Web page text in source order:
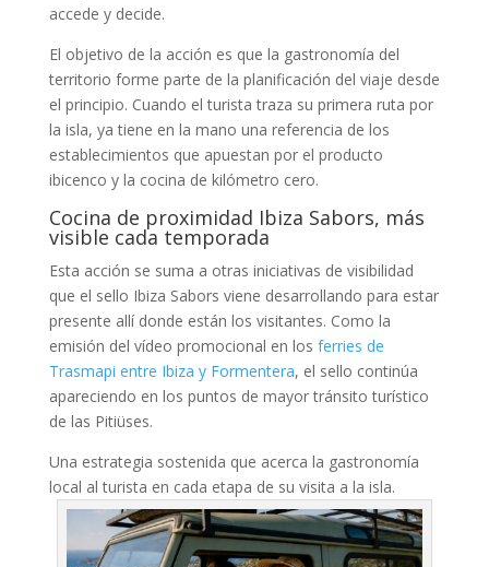
accede y decide.
El objetivo de la acción es que la gastronomía del
territorio forme parte de la planificación del viaje desde
el principio. Cuando el turista traza su primera ruta por
la isla, ya tiene en la mano una referencia de los
establecimientos que apuestan por el producto
ibicenco y la cocina de kilómetro cero.
Cocina de proximidad Ibiza Sabors, más
visible cada temporada
Esta acción se suma a otras iniciativas de visibilidad
que el sello Ibiza Sabors viene desarrollando para estar
presente allí donde están los visitantes. Como la
emisión del vídeo promocional en los ferries de
Trasmapi entre Ibiza y Formentera, el sello continúa
apareciendo en los puntos de mayor tránsito turístico
de las Pitiüses.
Una estrategia sostenida que acerca la gastronomía
local al turista en cada etapa de su visita a la isla.